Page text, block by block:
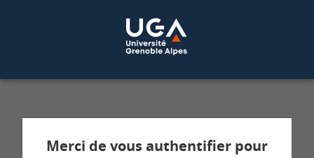
Service d'authentification aux services
Merci de vous authentifier pour